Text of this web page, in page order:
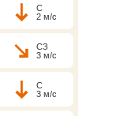
С
2 м/с
СЗ
3 м/с
С
3 м/с